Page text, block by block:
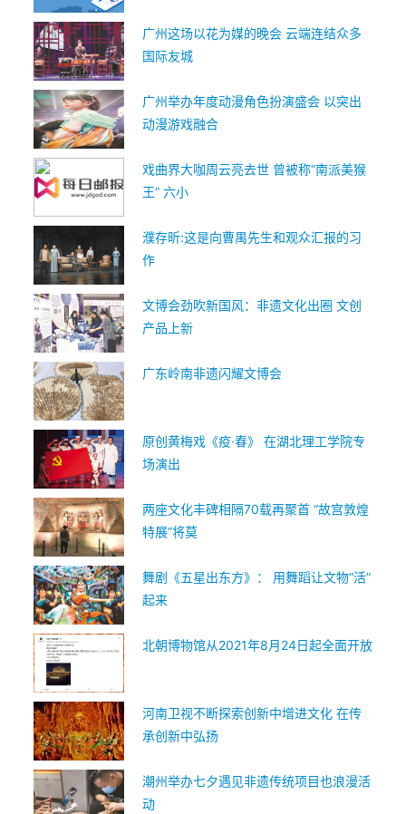
广州这场以花为媒的晚会 云端连结众多
国际友城
广州举办年度动漫角色扮演盛会 以突出
动漫游戏融合
戏曲界大咖周云亮去世 曾被称“南派美猴
王” 六小
濮存昕:这是向曹禺先生和观众汇报的习
作
文博会劲吹新国风：非遗文化出圈 文创
产品上新
广东岭南非遗闪耀文博会
原创黄梅戏《疫·春》 在湖北理工学院专
场演出
两座文化丰碑相隔70载再聚首 “故宫敦煌
特展”将莫
舞剧《五星出东方》： 用舞蹈让文物“活”
起来
北朝博物馆从2021年8月24日起全面开放
河南卫视不断探索创新中增进文化 在传
承创新中弘扬
潮州举办七夕遇见非遗传统项目也浪漫活
动